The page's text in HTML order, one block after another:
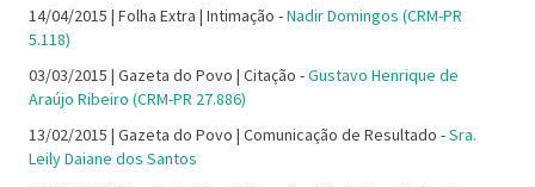
14/04/2015 | Folha Extra | Intimação -Nadir Domingos (CRM-PR
5.118)
03/03/2015 | Gazeta do Povo | Citação -Gustavo Henrique de
Araújo Ribeiro (CRM-PR 27.886)
13/02/2015 | Gazeta do Povo | Comunicação de Resultado -Sra.
Leily Daiane dos Santos